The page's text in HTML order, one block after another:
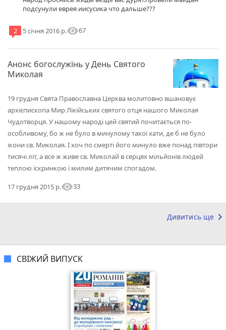
подсунули еврея иисусика что дальше???
2 5 січня 2016 р.visibility67
Анонс богослужінь у День Святого
Миколая
19 грудня Свята Православна Церква молитовно вшановує
архієпископа Мир Лікійських святого отця нашого Миколая
Чудотворця. У нашому народі цей святий почитається по-
особливому, бо ж не було в минулому такої хати, де б не було
ікони св. Миколая. І хоч по смерті його минуло вже понад півтори
тисячі літ, а все ж живе св. Миколай в серцях мільйонів людей
теплою іскринкою і милим дитячим спогадом.
17 грудня 2015 р.visibility33
Дивитись ще keyboard_arrow_right
СВІЖИЙ ВИПУСК